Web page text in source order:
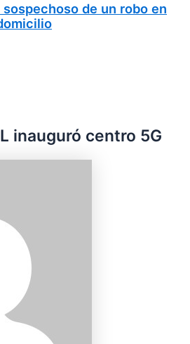
de un robo en
inauguró centro 5G